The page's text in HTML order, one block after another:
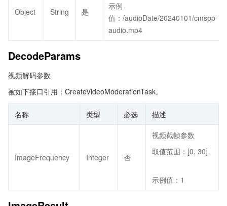
Object String 是
示例
值：/audioDate/20240101/cmsop-
audio.mp4
DecodeParams
视频解码参数
被如下接口引用：CreateVideoModerationTask。
名称 类型 必选 描述
ImageFrequency Integer 否
视频截帧参数
取值范围：[0, 30]
示例值：1